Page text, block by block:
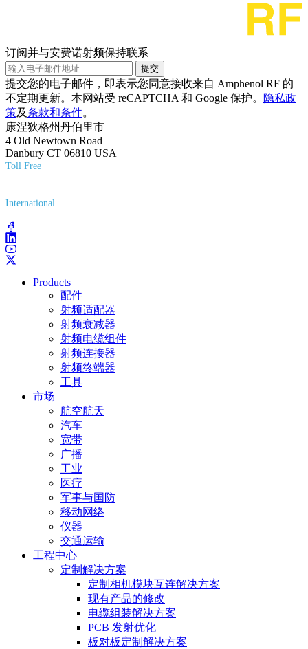
订阅并与安费诺射频保持联系
提交
提交您的电子邮件，即表示您同意接收来自 Amphenol RF 的
不定期更新。本网站受 reCAPTCHA 和 Google 保护。
隐私政
策及条款和条件。
康涅狄格州丹伯里市
4 Old Newtown Road
Danbury CT 06810 USA
Toll Free
International
Products
配件
射频适配器
射频衰减器
射频电缆组件
射频连接器
射频终端器
工具
市场
航空航天
汽车
宽带
广播
工业
医疗
军事与国防
移动网络
仪器
交通运输
工程中心
定制解决方案
定制相机模块互连解决方案
现有产品的修改
电缆组装解决方案
PCB 发射优化
板对板定制解决方案